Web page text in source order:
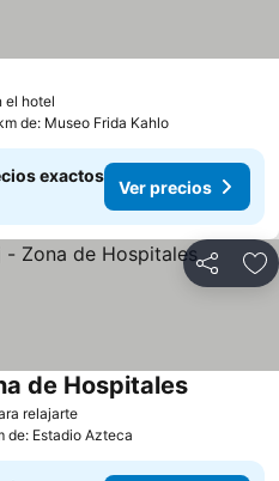
el hotel
de: Museo Frida Kahlo
exactos
Ver precios
Compartir
relajarteVer precios
de HospitalesVer
de: Estadio Azteca